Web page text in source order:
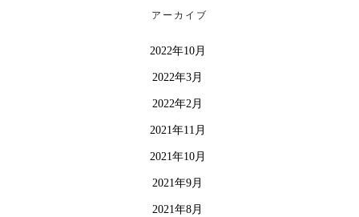
アーカイブ
2022年10月
2022年3月
2022年2月
2021年11月
2021年10月
2021年9月
2021年8月